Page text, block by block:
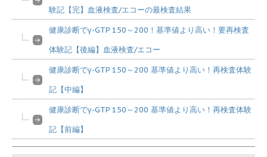
験記【完】血液検査/エコーの最検査結果
健康診断でγ-GTP 150～200！基準値より高い！要再検査
体験記【後編】血液検査/エコー
健康診断でγ-GTP 150～200 基準値より高い！再検査体験
記【中編】
健康診断でγ-GTP 150～200 基準値より高い！再検査体験
記【前編】